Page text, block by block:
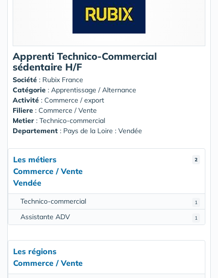
Apprenti Technico-Commercial
sédentaire H/F
Société : Rubix France
Catégorie : Apprentissage / Alternance
Activité : Commerce / export
Filiere : Commerce / Vente
Metier : Technico-commercial
Departement : Pays de la Loire : Vendée
2
Les métiers
Commerce / Vente
Vendée
1
Technico-commercial
1
Assistante ADV
Les régions
Commerce / Vente